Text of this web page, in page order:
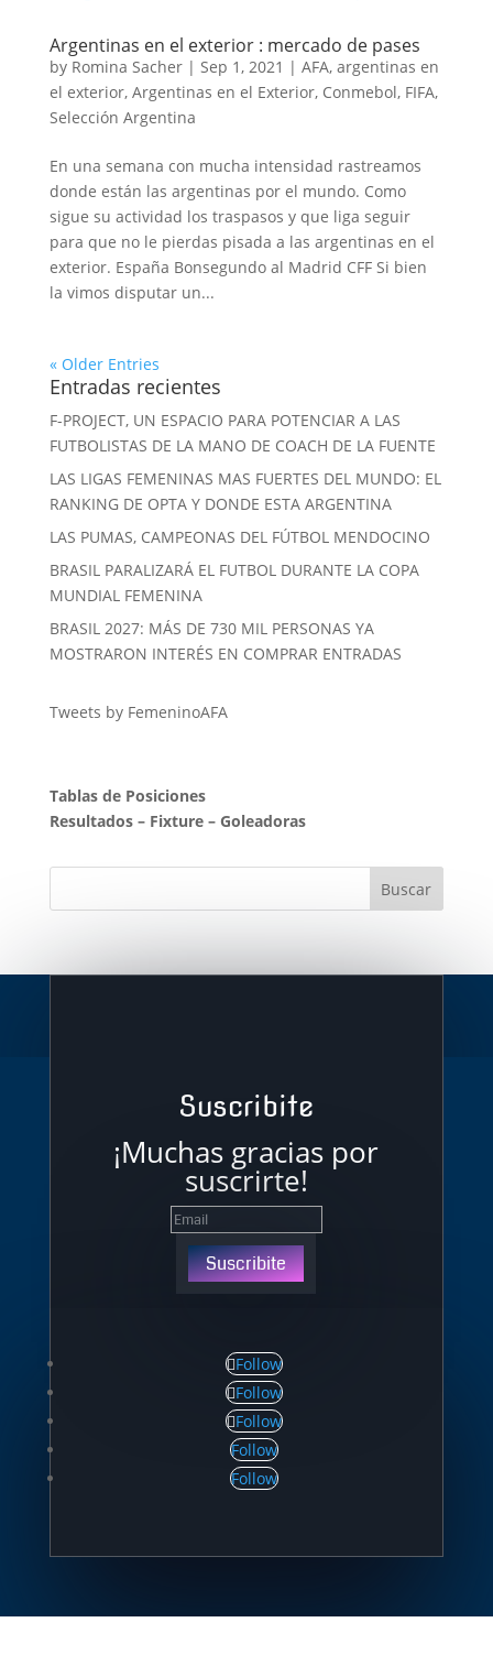
Argentinas en el exterior : mercado de pases
by Romina Sacher| Sep 1, 2021 | AFA, argentinas en
el exterior, Argentinas en el Exterior, Conmebol, FIFA,
Selección Argentina
En una semana con mucha intensidad rastreamos
donde están las argentinas por el mundo. Como
sigue su actividad los traspasos y que liga seguir
para que no le pierdas pisada a las argentinas en el
exterior. España Bonsegundo al Madrid CFF Si bien
la vimos disputar un...
« Older Entries
Entradas recientes
F-PROJECT, UN ESPACIO PARA POTENCIAR A LAS
FUTBOLISTAS DE LA MANO DE COACH DE LA FUENTE
LAS LIGAS FEMENINAS MAS FUERTES DEL MUNDO: EL
RANKING DE OPTA Y DONDE ESTA ARGENTINA
LAS PUMAS, CAMPEONAS DEL FÚTBOL MENDOCINO
BRASIL PARALIZARÁ EL FUTBOL DURANTE LA COPA
MUNDIAL FEMENINA
BRASIL 2027: MÁS DE 730 MIL PERSONAS YA
MOSTRARON INTERÉS EN COMPRAR ENTRADAS
Tweets by FemeninoAFA
Tablas de Posiciones
Resultados– Fixture– Goleadoras
Suscribite
¡Muchas gracias por
suscrirte!
Suscribite
Follow
Follow
Follow
Follow
Follow